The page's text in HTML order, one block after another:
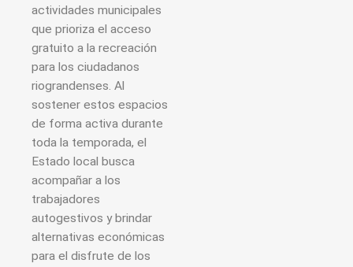
actividades municipales
que prioriza el acceso
gratuito a la recreación
para los ciudadanos
riograndenses. Al
sostener estos espacios
de forma activa durante
toda la temporada, el
Estado local busca
acompañar a los
trabajadores
autogestivos y brindar
alternativas económicas
para el disfrute de los